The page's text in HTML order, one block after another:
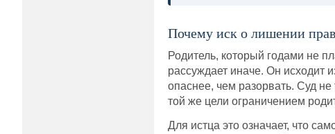
Почему иск о лишении
Родитель, который годами не
рассуждает иначе. Он исходит
опаснее, чем разорвать. Суд
той же цели ограничением
Для истца это означает, что